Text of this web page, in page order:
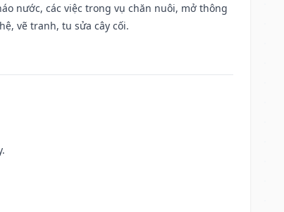
nước, các việc trong vụ chăn nuôi, mở thông
vẽ tranh, tu sửa cây cối.